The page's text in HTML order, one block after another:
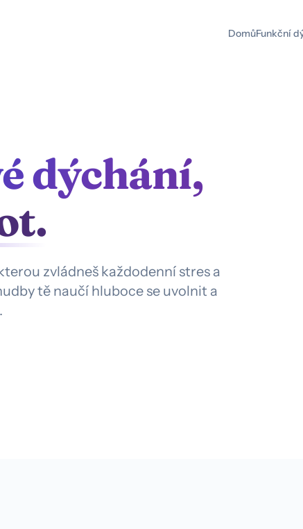
DomůFunkční
dýchání,
zvládneš každodenní stres a
tě naučí hluboce se uvolnit a